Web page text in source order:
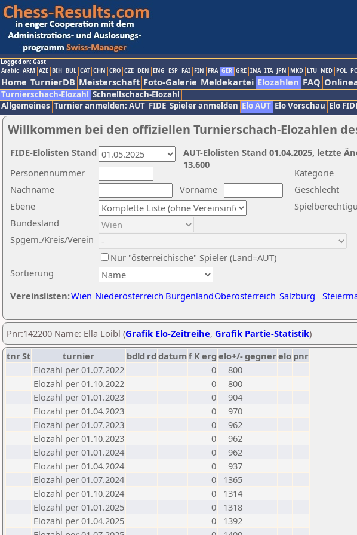
Logged on: Gast
Arabic ARM AZE BIH BUL CAT CHN CRO CZE DEN ENG ESP FAI FIN FRA GER GRE INA ITA JPN MKD LTU NED POL
Home TurnierDB Meisterschaft Foto-Galerie Meldekartei Elozahlen FAQ
Turnierschach-Elozahl Schnellschach-Elozahl
Allgemeines Turnier anmelden: AUT FIDE Spieler anmelden Elo AUT Elo Vorschau Elo
Willkommen bei den offiziellen Turnierschach-Elozahlen
Nachname
Vorname
Ebene
Kategorie
Sortierung
Personennummer
Bundesland
Spgem./Kreis/Verein
Geschlecht
Nur "österreichische" Spieler (Land=AUT)
Vereinslisten:Wien Niederösterreich BurgenlandOberösterreich Salzburg
AUT-Elolisten Stand 01.04.2025, letzte
13.600
FIDE-Elolisten Stand
Pnr:142200 Name: Ella Loibl (Grafik Elo-Zeitreihe, Grafik Partie-Statistik)
tnrSt turnier bdld rd datumf Kerg elo+/-gegnerelo pnr
Elozahl per 01.07.2022
0
800
Elozahl per 01.10.2022
0
800
Elozahl per 01.01.2023
0
904
Elozahl per 01.04.2023
0
970
Elozahl per 01.07.2023
0
962
Elozahl per 01.10.2023
0
962
Elozahl per 01.01.2024
0
962
Elozahl per 01.04.2024
0
937
Elozahl per 01.07.2024
0
1365
Elozahl per 01.10.2024
0
1314
Elozahl per 01.01.2025
0
1318
Elozahl per 01.04.2025
0
1392